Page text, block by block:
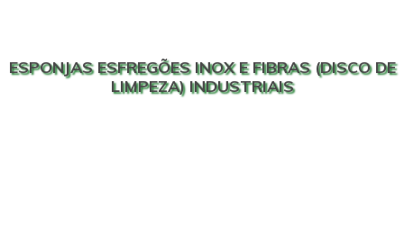
ESPONJAS ESFREGÕES INOX E FIBRAS (DISCO DE
LIMPEZA) INDUSTRIAIS